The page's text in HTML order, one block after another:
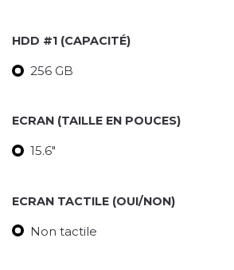
HDD #1 (CAPACITÉ)
256 GB
ECRAN (TAILLE EN POUCES)
15.6"
ECRAN TACTILE (OUI/NON)
Non tactile